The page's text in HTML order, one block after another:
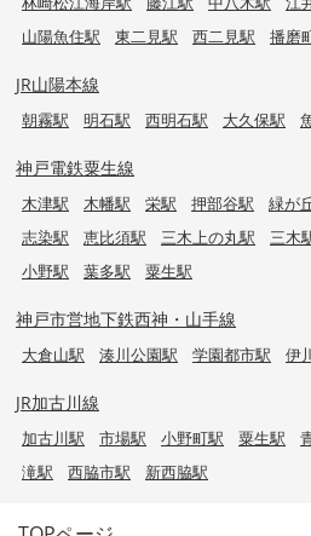
山陽魚住駅
東二見駅 西二見駅 播磨
JR山陽本線
朝霧駅 明石駅 西明石駅 大久保駅
神戸電鉄粟生線
木津駅 木幡駅 栄駅 押部谷駅 緑が
志染駅
恵比須駅 三木上の丸駅 三木
小野駅
葉多駅 粟生駅
神戸市営地下鉄西神・山手線
大倉山駅 湊川公園駅 学園都市駅 伊
JR加古川線
加古川駅 市場駅 小野町駅 粟生駅
滝駅
西脇市駅 新西脇駅